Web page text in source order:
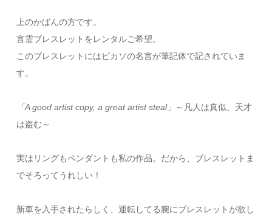
上のかばんの方です。
言霊ブレスレットをレンタルご希望。
このブレスレットにはピカソの名言が筆記体で記されていま
す。
「A good artist copy, a great artist steal」
～凡人は真似、天才
は盗む～
実はリングもペンダントも私の作品。だから、ブレスレットま
でそろってうれしい！
新車を入手されたらしく、運転してる腕にブレスレットが欲し